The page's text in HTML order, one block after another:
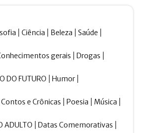
Ciência Beleza Saúde
gerais Drogas
DO FUTURO Humor
Contos e Crônicas Poesia Música
ADULTO Datas Comemorativas